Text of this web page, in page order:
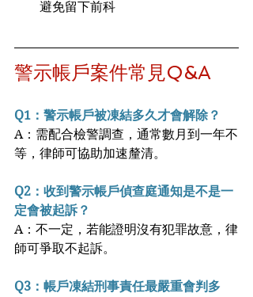
避免留下前科
警示帳戶案件常見Q&A
Q1：警示帳戶被凍結多久才會解除？
A：需配合檢警調查，通常數月到一年不
等，律師可協助加速釐清。
Q2：收到警示帳戶偵查庭通知是不是一
定會被起訴？
A：不一定，若能證明沒有犯罪故意，律
師可爭取不起訴。
Q3：帳戶凍結刑事責任最嚴重會判多